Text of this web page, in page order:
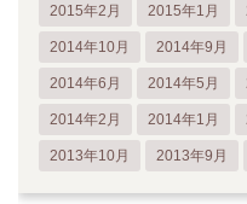
2015年2月 2015年1月
2014年10月 2014年9月
2014年6月 2014年5月
2014年2月 2014年1月
2013年10月 2013年9月